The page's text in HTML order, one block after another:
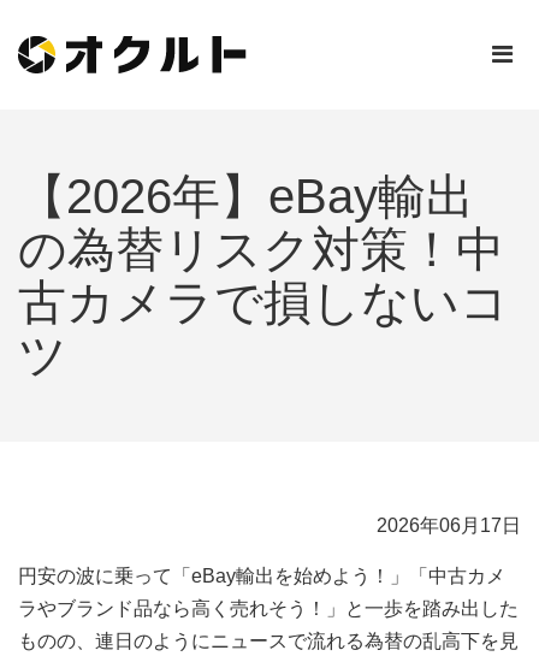
【2026年】eBay輸出
の為替リスク対策！中
古カメラで損しないコ
ツ
2026年06月17日
円安の波に乗って「eBay輸出を始めよう！」「中古カメ
ラやブランド品なら高く売れそう！」と一歩を踏み出した
ものの、連日のようにニュースで流れる為替の乱高下を見